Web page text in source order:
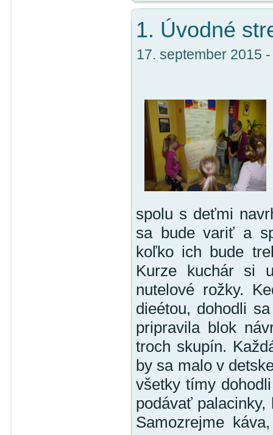
1. Úvodné
17. september 2015
spolu s deťmi
sa bude variť a
koľko ich bude
Kurze kuchár si
nutelové rožky.
dieétou, dohodli
pripravila blok
troch skupín.
by sa malo v
všetky tímy
podávať palacinky,
Samozrejme